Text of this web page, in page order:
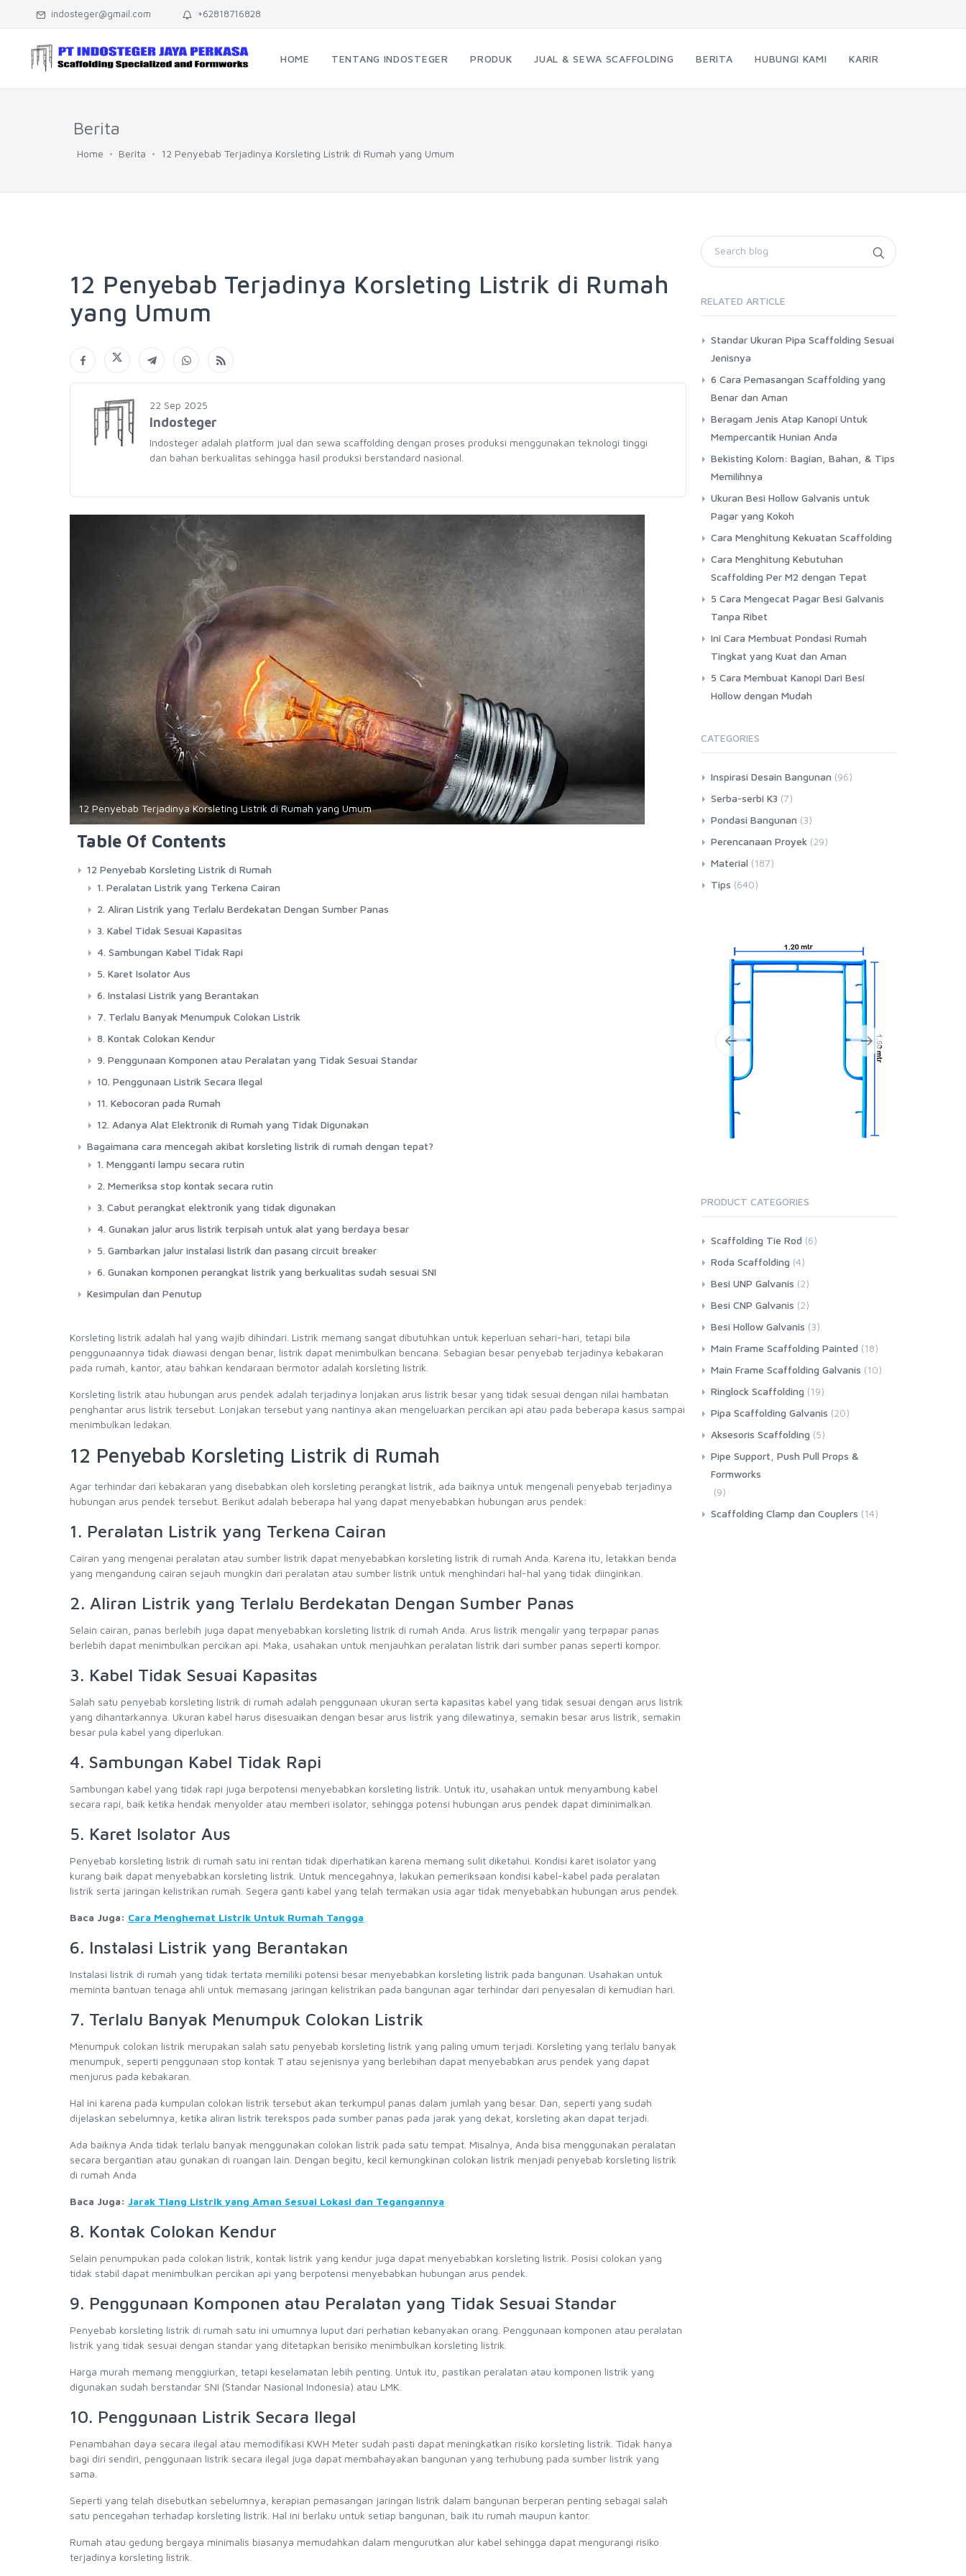
indosteger@gmail.com +62818716828
HOME TENTANG INDOSTEGER PRODUK JUAL & SEWA SCAFFOLDING BERITA HUBUNGI KAMI KARIR
Berita
Home Berita 12 Penyebab Terjadinya Korsleting Listrik di Rumah yang Umum
12 Penyebab Terjadinya Korsleting Listrik di Rumah
yang Umum
22 Sep 2025
Indosteger
Indosteger adalah platform jual dan sewa scaffolding dengan proses produksi menggunakan teknologi tinggi
dan bahan berkualitas sehingga hasil produksi berstandard nasional.
12 Penyebab Terjadinya Korsleting Listrik di Rumah yang Umum
Table Of Contents
12 Penyebab Korsleting Listrik di Rumah
1. Peralatan Listrik yang Terkena Cairan
2. Aliran Listrik yang Terlalu Berdekatan Dengan Sumber Panas
3. Kabel Tidak Sesuai Kapasitas
4. Sambungan Kabel Tidak Rapi
5. Karet Isolator Aus
6. Instalasi Listrik yang Berantakan
7. Terlalu Banyak Menumpuk Colokan Listrik
8. Kontak Colokan Kendur
9. Penggunaan Komponen atau Peralatan yang Tidak Sesuai Standar
10. Penggunaan Listrik Secara Ilegal
11. Kebocoran pada Rumah
12. Adanya Alat Elektronik di Rumah yang Tidak Digunakan
Bagaimana cara mencegah akibat korsleting listrik di rumah dengan tepat?
1. Mengganti lampu secara rutin
2. Memeriksa stop kontak secara rutin
3. Cabut perangkat elektronik yang tidak digunakan
4. Gunakan jalur arus listrik terpisah untuk alat yang berdaya besar
5. Gambarkan jalur instalasi listrik dan pasang circuit breaker
6. Gunakan komponen perangkat listrik yang berkualitas sudah sesuai SNI
Kesimpulan dan Penutup
Korsleting listrik adalah hal yang wajib dihindari. Listrik memang sangat dibutuhkan untuk keperluan sehari-hari, tetapi bila
penggunaannya tidak diawasi dengan benar, listrik dapat menimbulkan bencana. Sebagian besar penyebab terjadinya kebakaran
pada rumah, kantor, atau bahkan kendaraan bermotor adalah korsleting listrik.
Korsleting listrik atau hubungan arus pendek adalah terjadinya lonjakan arus listrik besar yang tidak sesuai dengan nilai hambatan
penghantar arus listrik tersebut. Lonjakan tersebut yang nantinya akan mengeluarkan percikan api atau pada beberapa kasus sampai
menimbulkan ledakan.
12 Penyebab Korsleting Listrik di Rumah
Agar terhindar dari kebakaran yang disebabkan oleh korsleting perangkat listrik, ada baiknya untuk mengenali penyebab terjadinya
hubungan arus pendek tersebut. Berikut adalah beberapa hal yang dapat menyebabkan hubungan arus pendek:
1. Peralatan Listrik yang Terkena Cairan
Cairan yang mengenai peralatan atau sumber listrik dapat menyebabkan korsleting listrik di rumah Anda. Karena itu, letakkan benda
yang mengandung cairan sejauh mungkin dari peralatan atau sumber listrik untuk menghindari hal-hal yang tidak diinginkan.
2. Aliran Listrik yang Terlalu Berdekatan Dengan Sumber Panas
Selain cairan, panas berlebih juga dapat menyebabkan korsleting listrik di rumah Anda. Arus listrik mengalir yang terpapar panas
berlebih dapat menimbulkan percikan api. Maka, usahakan untuk menjauhkan peralatan listrik dari sumber panas seperti kompor.
3. Kabel Tidak Sesuai Kapasitas
Salah satu penyebab korsleting listrik di rumah adalah penggunaan ukuran serta kapasitas kabel yang tidak sesuai dengan arus listrik
yang dihantarkannya. Ukuran kabel harus disesuaikan dengan besar arus listrik yang dilewatinya, semakin besar arus listrik, semakin
besar pula kabel yang diperlukan.
4. Sambungan Kabel Tidak Rapi
Sambungan kabel yang tidak rapi juga berpotensi menyebabkan korsleting listrik. Untuk itu, usahakan untuk menyambung kabel
secara rapi, baik ketika hendak menyolder atau memberi isolator, sehingga potensi hubungan arus pendek dapat diminimalkan.
5. Karet Isolator Aus
Penyebab korsleting listrik di rumah satu ini rentan tidak diperhatikan karena memang sulit diketahui. Kondisi karet isolator yang
kurang baik dapat menyebabkan korsleting listrik. Untuk mencegahnya, lakukan pemeriksaan kondisi kabel-kabel pada peralatan
listrik serta jaringan kelistrikan rumah. Segera ganti kabel yang telah termakan usia agar tidak menyebabkan hubungan arus pendek.
Baca Juga: Cara Menghemat Listrik Untuk Rumah Tangga
6. Instalasi Listrik yang Berantakan
Instalasi listrik di rumah yang tidak tertata memiliki potensi besar menyebabkan korsleting listrik pada bangunan. Usahakan untuk
meminta bantuan tenaga ahli untuk memasang jaringan kelistrikan pada bangunan agar terhindar dari penyesalan di kemudian hari.
7. Terlalu Banyak Menumpuk Colokan Listrik
Menumpuk colokan listrik merupakan salah satu penyebab korsleting listrik yang paling umum terjadi. Korsleting yang terlalu banyak
menumpuk, seperti penggunaan stop kontak T atau sejenisnya yang berlebihan dapat menyebabkan arus pendek yang dapat
menjurus pada kebakaran.
Hal ini karena pada kumpulan colokan listrik tersebut akan terkumpul panas dalam jumlah yang besar. Dan, seperti yang sudah
dijelaskan sebelumnya, ketika aliran listrik terekspos pada sumber panas pada jarak yang dekat, korsleting akan dapat terjadi.
Ada baiknya Anda tidak terlalu banyak menggunakan colokan listrik pada satu tempat. Misalnya, Anda bisa menggunakan peralatan
secara bergantian atau gunakan di ruangan lain. Dengan begitu, kecil kemungkinan colokan listrik menjadi penyebab korsleting listrik
di rumah Anda
Baca Juga: Jarak Tiang Listrik yang Aman Sesuai Lokasi dan Tegangannya
8. Kontak Colokan Kendur
Selain penumpukan pada colokan listrik, kontak listrik yang kendur juga dapat menyebabkan korsleting listrik. Posisi colokan yang
tidak stabil dapat menimbulkan percikan api yang berpotensi menyebabkan hubungan arus pendek.
9. Penggunaan Komponen atau Peralatan yang Tidak Sesuai Standar
Penyebab korsleting listrik di rumah satu ini umumnya luput dari perhatian kebanyakan orang. Penggunaan komponen atau peralatan
listrik yang tidak sesuai dengan standar yang ditetapkan berisiko menimbulkan korsleting listrik.
Harga murah memang menggiurkan, tetapi keselamatan lebih penting. Untuk itu, pastikan peralatan atau komponen listrik yang
digunakan sudah berstandar SNI (Standar Nasional Indonesia) atau LMK.
10. Penggunaan Listrik Secara Ilegal
Penambahan daya secara ilegal atau memodifikasi KWH Meter sudah pasti dapat meningkatkan risiko korsleting listrik. Tidak hanya
bagi diri sendiri, penggunaan listrik secara ilegal juga dapat membahayakan bangunan yang terhubung pada sumber listrik yang
sama.
Seperti yang telah disebutkan sebelumnya, kerapian pemasangan jaringan listrik dalam bangunan berperan penting sebagai salah
satu pencegahan terhadap korsleting listrik. Hal ini berlaku untuk setiap bangunan, baik itu rumah maupun kantor.
Rumah atau gedung bergaya minimalis biasanya memudahkan dalam mengurutkan alur kabel sehingga dapat mengurangi risiko
terjadinya korsleting listrik.
RELATED ARTICLE
Standar Ukuran Pipa Scaffolding Sesuai
Jenisnya
6 Cara Pemasangan Scaffolding yang
Benar dan Aman
Beragam Jenis Atap Kanopi Untuk
Mempercantik Hunian Anda
Bekisting Kolom: Bagian, Bahan, & Tips
Memilihnya
Ukuran Besi Hollow Galvanis untuk
Pagar yang Kokoh
Cara Menghitung Kekuatan Scaffolding
Cara Menghitung Kebutuhan
Scaffolding Per M2 dengan Tepat
5 Cara Mengecat Pagar Besi Galvanis
Tanpa Ribet
Ini Cara Membuat Pondasi Rumah
Tingkat yang Kuat dan Aman
5 Cara Membuat Kanopi Dari Besi
Hollow dengan Mudah
CATEGORIES
Inspirasi Desain Bangunan (96)
Serba-serbi K3 (7)
Pondasi Bangunan (3)
Perencanaan Proyek (29)
Material (187)
Tips (640)
PRODUCT CATEGORIES
Scaffolding Tie Rod (6)
Roda Scaffolding (4)
Besi UNP Galvanis (2)
Besi CNP Galvanis (2)
Besi Hollow Galvanis (3)
Main Frame Scaffolding Painted (18)
Main Frame Scaffolding Galvanis (10)
Ringlock Scaffolding (19)
Pipa Scaffolding Galvanis (20)
Aksesoris Scaffolding (5)
Pipe Support, Push Pull Props &
Formworks
(9)
Scaffolding Clamp dan Couplers (14)